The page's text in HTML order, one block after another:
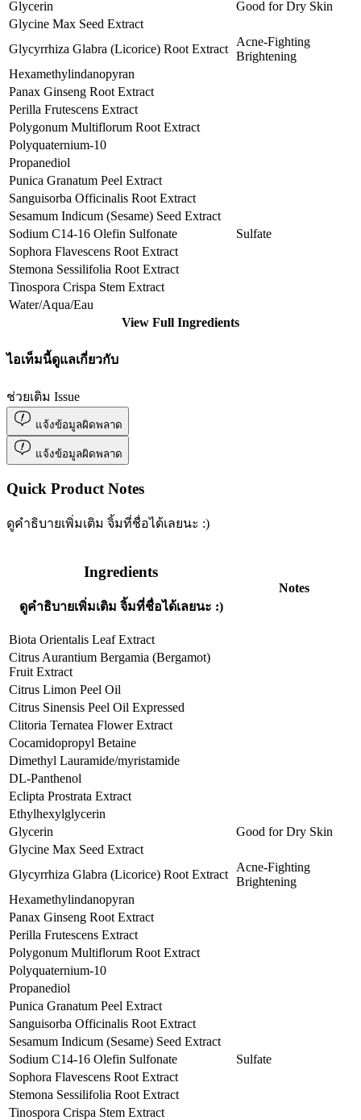
Glycerin
Good for Dry Skin
Glycine Max Seed Extract
Glycyrrhiza Glabra (Licorice) Root Extract
Acne-Fighting
Brightening
Hexamethylindanopyran
Panax Ginseng Root Extract
Perilla Frutescens Extract
Polygonum Multiflorum Root Extract
Polyquaternium-10
Propanediol
Punica Granatum Peel Extract
Sanguisorba Officinalis Root Extract
Sesamum Indicum (Sesame) Seed Extract
Sodium C14-16 Olefin Sulfonate
Sulfate
Sophora Flavescens Root Extract
Stemona Sessilifolia Root Extract
Tinospora Crispa Stem Extract
Water/Aqua/Eau
View Full Ingredients
ไอเท็มนี้ดูแลเกี่ยวกับ
ช่วยเติม Issue
แจ้งข้อมูลผิดพลาด
แจ้งข้อมูลผิดพลาด
Quick Product Notes
ดูคำธิบายเพิ่มเติม จิ้มที่ชื่อได้เลยนะ :)
Ingredients
ดูคำธิบายเพิ่มเติม จิ้มที่ชื่อได้เลยนะ :)
Notes
Biota Orientalis Leaf Extract
Citrus Aurantium Bergamia (Bergamot)
Fruit Extract
Citrus Limon Peel Oil
Citrus Sinensis Peel Oil Expressed
Clitoria Ternatea Flower Extract
Cocamidopropyl Betaine
Dimethyl Lauramide/myristamide
DL-Panthenol
Eclipta Prostrata Extract
Ethylhexylglycerin
Glycerin
Good for Dry Skin
Glycine Max Seed Extract
Glycyrrhiza Glabra (Licorice) Root Extract
Acne-Fighting
Brightening
Hexamethylindanopyran
Panax Ginseng Root Extract
Perilla Frutescens Extract
Polygonum Multiflorum Root Extract
Polyquaternium-10
Propanediol
Punica Granatum Peel Extract
Sanguisorba Officinalis Root Extract
Sesamum Indicum (Sesame) Seed Extract
Sodium C14-16 Olefin Sulfonate
Sulfate
Sophora Flavescens Root Extract
Stemona Sessilifolia Root Extract
Tinospora Crispa Stem Extract